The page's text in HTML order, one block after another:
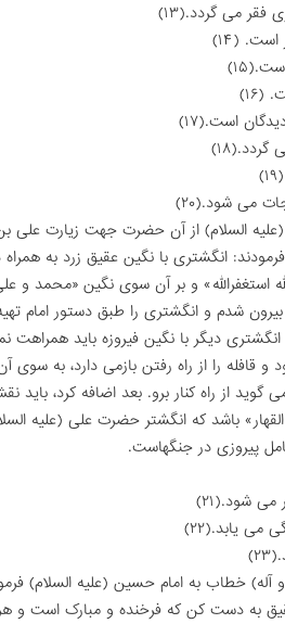
مى گردد.(۱۳)
(۱۴)
است.(۱۷)
مى شود.(۲۰)
السلام) از آن حضرت جهت زیارت على
انگشترى با نگین عقیق زرد به
بالله استغفرالله» و بر آن سوى نگین «محمد
بیرون شدم و انگشترى را طبق دستور امام
دیگر با نگین فیروزه باید همراهت
قافله را از راه رفتن بازمى دارد، به
گوید از راه کنار برو. بعد اضافه کرد،
القهار» باشد که انگشتر حضرت على (علیه
پیروزى در جنگهاست.
شود.(۲۱)
مى یابد.(۲۲)
آله) خطاب به امام حسین (علیه السلام)
به دست کن که فرخنده و مبارک است و